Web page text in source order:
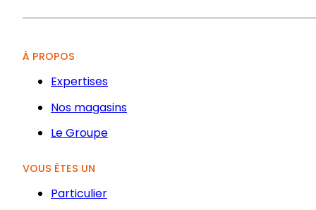
À PROPOS
Expertises
Nos magasins
Le Groupe
VOUS ÊTES UN
Particulier